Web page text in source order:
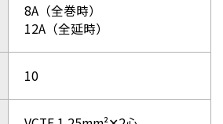
8A（全巻時）
12A（全延時）
10